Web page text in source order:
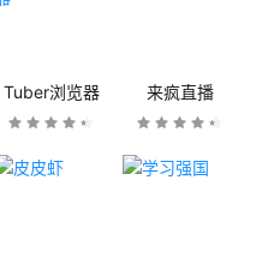
Tuber浏览器 来疯直播